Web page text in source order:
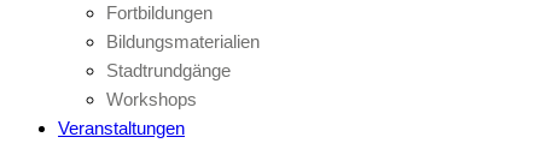
Fortbildungen
Bildungsmaterialien
Stadtrundgänge
Workshops
Veranstaltungen